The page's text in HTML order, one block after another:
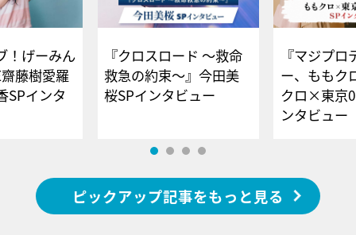
！げーみん
藤樹愛羅
SPインタ
『クロスロード ～救命
救急の約束～』今田美
桜SPインタビュー
『マジプロ
ー、ももク
クロ×東京
ンタビュー
ピックアップ記事をもっと見る